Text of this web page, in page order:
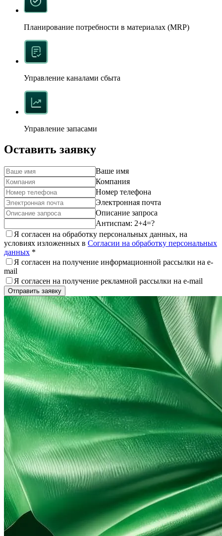
Планирование потребности в материалах (MRP)
Управление каналами сбыта
Управление запасами
Оставить заявку
Ваше имя
Компания
Номер телефона
Электронная почта
Описание запроса
Антиспам: 2+4=?
Я согласен на обработку персональных данных, на
условиях изложенных в Согласии на обработку персональных
данных *
Я согласен на получение информационной рассылки на e-
mail
Я согласен на получение рекламной рассылки на e-mail
Отправить заявку